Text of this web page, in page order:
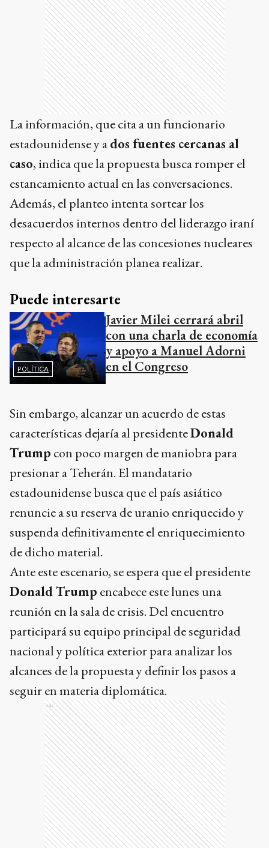
La información, que cita a un funcionario
estadounidense y ados fuentes cercanas al
caso, indica que la propuesta busca romper el
estancamiento actual en las conversaciones.
Además, el planteo intenta sortear los
desacuerdos internos dentro del liderazgo iraní
respecto al alcance de las concesiones nucleares
que la administración planea realizar.
Puede interesarte
POLÍTICA
Javier Milei cerrará abril
con una charla de economía
y apoyo a Manuel Adorni
en el Congreso
Sin embargo, alcanzar un acuerdo de estas
características dejaría al presidenteDonald
Trump con poco margen de maniobra para
presionar a Teherán. El mandatario
estadounidense busca que el país asiático
renuncie a su reserva de uranio enriquecido y
suspenda definitivamente el enriquecimiento
de dicho material.
Ante este escenario, se espera que el presidente
Donald Trump encabece este lunes una
reunión en la sala de crisis. Del encuentro
participará su equipo principal de seguridad
nacional y política exterior para analizar los
alcances de la propuesta y definir los pasos a
seguir en materia diplomática.
Ads